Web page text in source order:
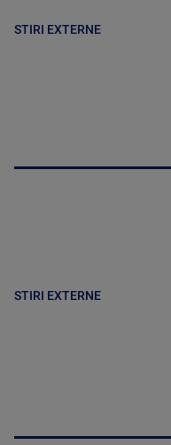
STIRI EXTERNE
STIRI EXTERNE